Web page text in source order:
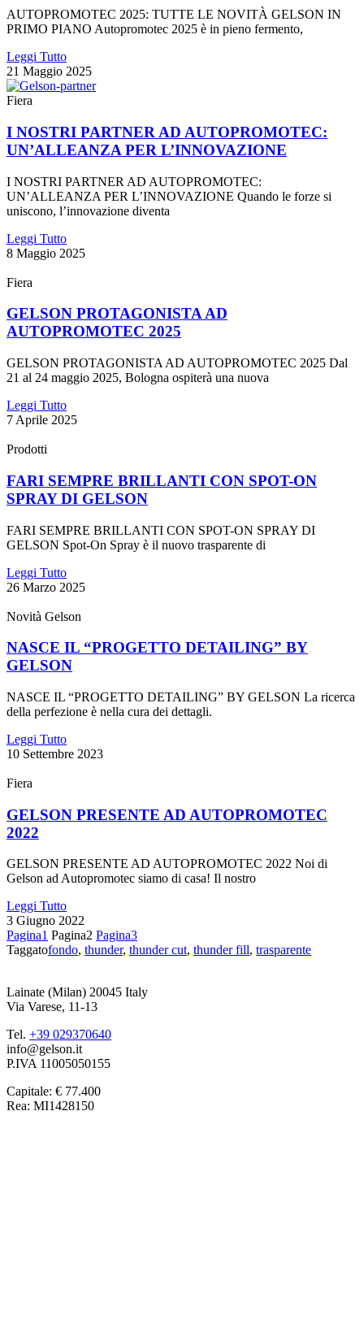
AUTOPROMOTEC 2025: TUTTE LE NOVITÀ GELSON IN
PRIMO PIANO Autopromotec 2025 è in pieno fermento,
Leggi Tutto
21 Maggio 2025
Fiera
I NOSTRI PARTNER AD AUTOPROMOTEC:
UN’ALLEANZA PER L’INNOVAZIONE
I NOSTRI PARTNER AD AUTOPROMOTEC:
UN’ALLEANZA PER L’INNOVAZIONE Quando le forze si
uniscono, l’innovazione diventa
Leggi Tutto
8 Maggio 2025
Fiera
GELSON PROTAGONISTA AD
AUTOPROMOTEC 2025
GELSON PROTAGONISTA AD AUTOPROMOTEC 2025 Dal
21 al 24 maggio 2025, Bologna ospiterà una nuova
Leggi Tutto
7 Aprile 2025
Prodotti
FARI SEMPRE BRILLANTI CON SPOT-ON
SPRAY DI GELSON
FARI SEMPRE BRILLANTI CON SPOT-ON SPRAY DI
GELSON Spot-On Spray è il nuovo trasparente di
Leggi Tutto
26 Marzo 2025
Novità Gelson
NASCE IL “PROGETTO DETAILING” BY
GELSON
NASCE IL “PROGETTO DETAILING” BY GELSON La ricerca
della perfezione è nella cura dei dettagli.
Leggi Tutto
10 Settembre 2023
Fiera
GELSON PRESENTE AD AUTOPROMOTEC
2022
GELSON PRESENTE AD AUTOPROMOTEC 2022 Noi di
Gelson ad Autopromotec siamo di casa! Il nostro
Leggi Tutto
3 Giugno 2022
Pagina1 Pagina2 Pagina3
Taggatofondo, thunder, thunder cut, thunder fill, trasparente
Lainate (Milan) 20045 Italy
Via Varese, 11-13
Tel. +39 029370640
info@gelson.it
P.IVA 11005050155
Capitale: € 77.400
Rea: MI1428150